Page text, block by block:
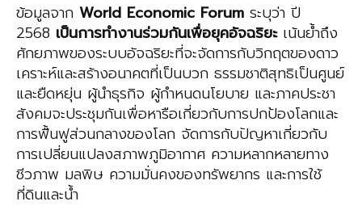
ข้อมูลจาก World Economic Forum ระบุว่า ปี
2568 เป็นการทํางานร่วมกันเพื่อยุคอัจฉริยะ เน้นย้ำถึง
ศักยภาพของระบบอัจฉริยะที่จะจัดการกับวิกฤตของดาว
เคราะห์และสร้างอนาคตที่เป็นบวก ธรรมชาติสุทธิเป็นศูนย์
และยืดหยุ่น ผู้นําธุรกิจ ผู้กําหนดนโยบาย และภาคประชา
สังคมจะประชุมกันเพื่อหารือเกี่ยวกับการปกป้องโลกและ
การฟื้นฟูส่วนกลางของโลก จัดการกับปัญหาเกี่ยวกับ
การเปลี่ยนแปลงสภาพภูมิอากาศ ความหลากหลายทาง
ชีวภาพ มลพิษ ความมั่นคงของทรัพยากร และการใช้
ที่ดินและน้ำ